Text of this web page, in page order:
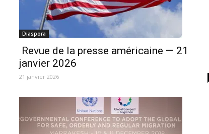
Diaspora
️ Revue de la presse américaine — 21
janvier 2026
21 janvier 2026